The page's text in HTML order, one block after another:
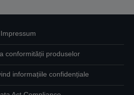
Impressum
conformității produselor
informațiile confidențiale